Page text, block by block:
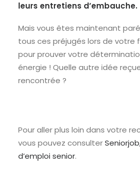
leurs entretiens d’embauche.
Mais vous êtes maintenant
tous ces préjugés lors de votre
pour prouver votre
énergie ! Quelle autre idée
rencontrée ?
Pour aller plus loin dans votre
vous pouvez consulter
d’emploi senior.